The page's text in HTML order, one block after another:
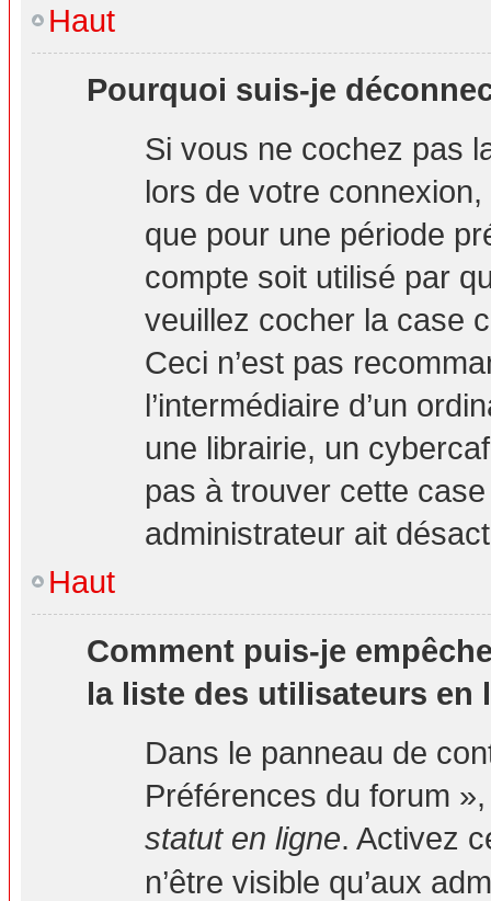
Haut
Pourquoi suis-je
Si vous ne cochez pas
lors de votre
que pour une période
compte soit utilisé par
veuillez cocher la case
Ceci n’est pas
l’intermédiaire d’un
une librairie, un
pas à trouver cette
administrateur ait
Haut
Comment puis-je
la liste des utilisateurs en
Dans le panneau de
Préférences du forum
statut en ligne. Activez
n’être visible qu’aux